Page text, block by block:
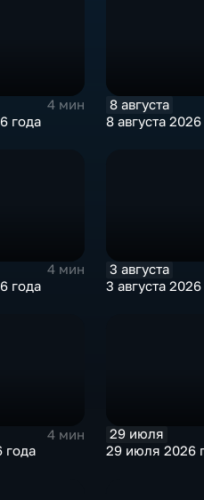
4 мин
года
8 августа
8 августа 2026
4 мин
года
3 августа
3 августа 2026
4 мин
года
29 июля
29 июля 2026